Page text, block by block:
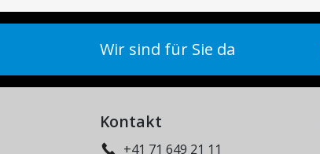
Wir sind für Sie da
Kontakt
+41 71 649 21 11